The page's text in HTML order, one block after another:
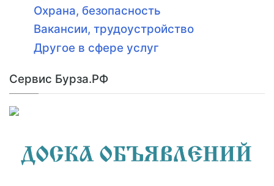
Охрана, безопасность
Вакансии, трудоустройство
Другое в сфере услуг
Сервис Бурза.РФ